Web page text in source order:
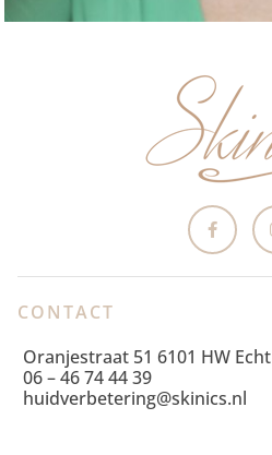
CONTACT
Oranjestraat 51 6101 HW Echt
06 – 46 74 44 39
huidverbetering@skinics.nl